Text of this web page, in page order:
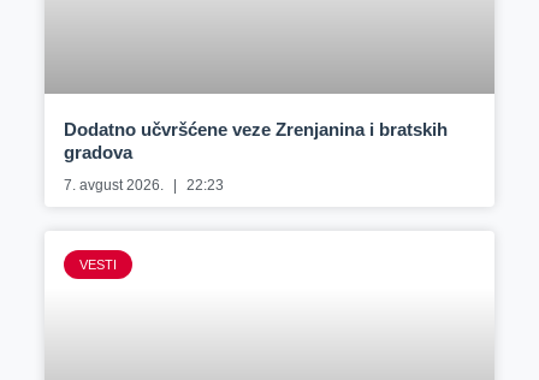
Dodatno učvršćene veze Zrenjanina i bratskih
gradova
7. avgust 2026. 22:23
VESTI